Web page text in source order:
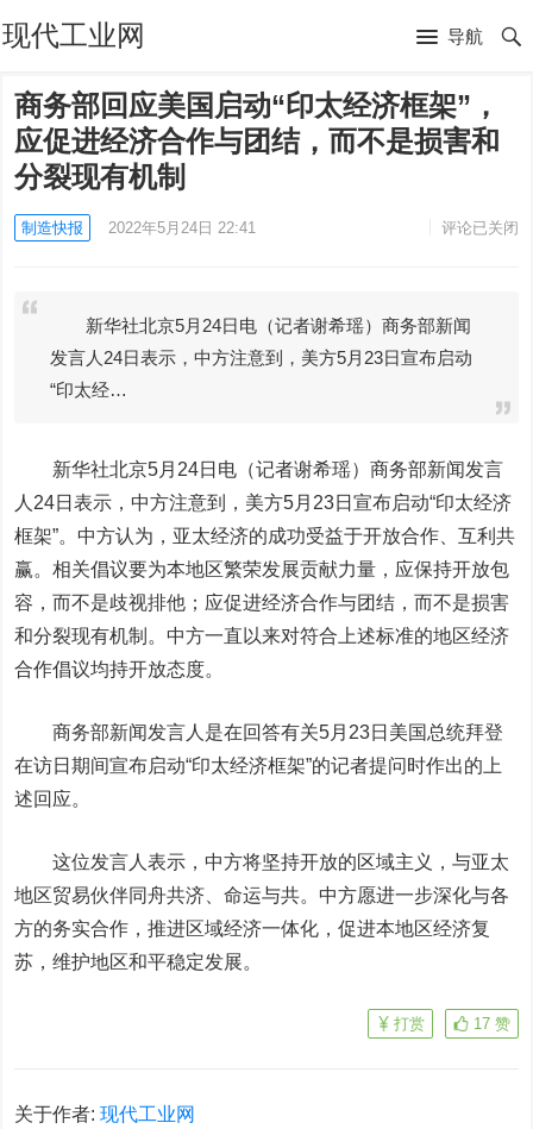
现代工业网 导航
商务部回应美国启动“印太经济框架”，
应促进经济合作与团结，而不是损害和
分裂现有机制
制造快报 2022年5月24日 22:41 评论已关闭
新华社北京5月24日电（记者谢希瑶）商务部新闻
发言人24日表示，中方注意到，美方5月23日宣布启动
“印太经…
新华社北京5月24日电（记者谢希瑶）商务部新闻发言
人24日表示，中方注意到，美方5月23日宣布启动“印太经济
框架”。中方认为，亚太经济的成功受益于开放合作、互利共
赢。相关倡议要为本地区繁荣发展贡献力量，应保持开放包
容，而不是歧视排他；应促进经济合作与团结，而不是损害
和分裂现有机制。中方一直以来对符合上述标准的地区经济
合作倡议均持开放态度。
商务部新闻发言人是在回答有关5月23日美国总统拜登
在访日期间宣布启动“印太经济框架”的记者提问时作出的上
述回应。
这位发言人表示，中方将坚持开放的区域主义，与亚太
地区贸易伙伴同舟共济、命运与共。中方愿进一步深化与各
方的务实合作，推进区域经济一体化，促进本地区经济复
苏，维护地区和平稳定发展。
17 赞
打赏
关于作者:现代工业网